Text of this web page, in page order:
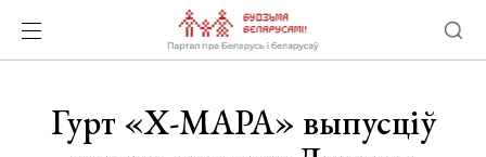
Гурт «Х-МАРА» выпусціў